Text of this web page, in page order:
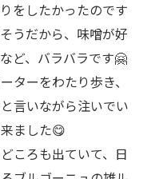
をしたかったのです
うだから、味噌が好
ど、バラバラです🤗
ターをわたり歩き、
言いながら注いでい
ました😋
ころも出ていて、日